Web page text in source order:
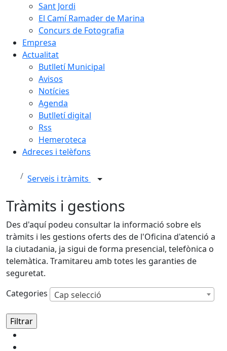
Sant Jordi
El Camí Ramader de Marina
Concurs de Fotografia
Empresa
Actualitat
Butlletí Municipal
Avisos
Notícies
Agenda
Butlletí digital
Rss
Hemeroteca
Adreces i telèfons
Serveis i tràmits
Tràmits i gestions
Des d'aquí podeu consultar la informació sobre els
tràmits i les gestions oferts des de l'Oficina d'atenció a
la ciutadania, ja sigui de forma presencial, telefònica o
telemàtica. Tramitareu amb totes les garanties de
seguretat.
Categories
Cap selecció